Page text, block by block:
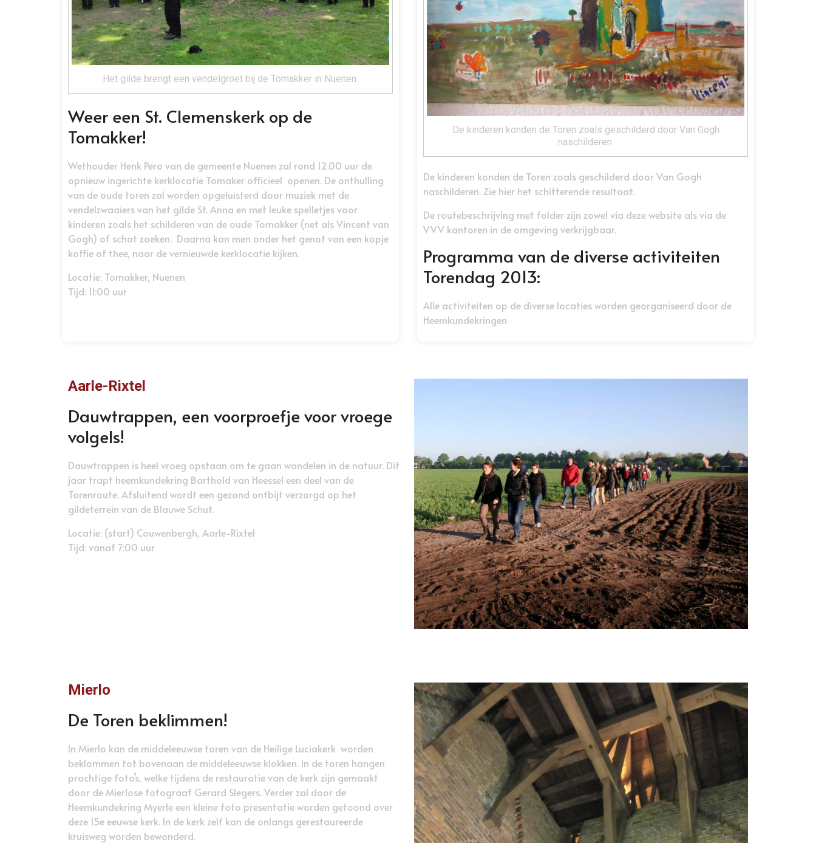
Het gilde brengt een vendelgroet bij de Tomakker in Nuenen.
Weer een St. Clemenskerk op de
Tomakker!
Wethouder Henk Pero van de gemeente Nuenen zal rond 12.00 uur de
opnieuw ingerichte kerklocatie Tomaker officieel openen. De onthulling
van de oude toren zal worden opgeluisterd door muziek met de
vendelzwaaiers van het gilde St. Anna en met leuke spelletjes voor
kinderen zoals het schilderen van de oude Tomakker (net als Vincent van
Gogh) of schat zoeken. Daarna kan men onder het genot van een kopje
koffie of thee, naar de vernieuwde kerklocatie kijken.
Locatie: Tomakker, Nuenen
Tijd: 11:00 uur
De kinderen konden de Toren zoals geschilderd door Van Gogh
naschilderen.
De kinderen konden de Toren zoals geschilderd door Van Gogh
naschilderen. Zie hier het schitterende resultaat.
De routebeschrijving met folder zijn zowel via deze website als via de
VVV kantoren in de omgeving verkrijgbaar.
Programma van de diverse activiteiten
Torendag 2013:
Alle activiteiten op de diverse locaties worden georganiseerd door de
Heemkundekringen
Aarle-Rixtel
Dauwtrappen, een voorproefje voor vroege
volgels!
Dauwtrappen is heel vroeg opstaan om te gaan wandelen in de natuur. Dit
jaar trapt heemkundekring Barthold van Heessel een deel van de
Torenroute. Afsluitend wordt een gezond ontbijt verzorgd op het
gildeterrein van de Blauwe Schut.
Locatie: (start) Couwenbergh, Aarle-Rixtel
Tijd: vanaf 7:00 uur
Mierlo
De Toren beklimmen!
In Mierlo kan de middeleeuwse toren van de Heilige Luciakerk worden
beklommen tot bovenaan de middeleeuwse klokken. In de toren hangen
prachtige foto’s, welke tijdens de restauratie van de kerk zijn gemaakt
door de Mierlose fotograaf Gerard Slegers. Verder zal door de
Heemkundekring Myerle een kleine foto presentatie worden getoond over
deze 15e eeuwse kerk. In de kerk zelf kan de onlangs gerestaureerde
kruisweg worden bewonderd.